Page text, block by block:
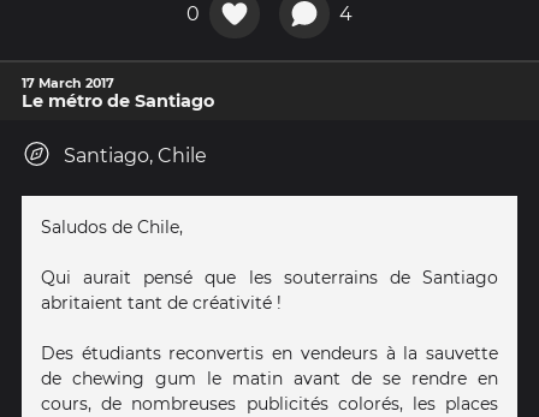
0 4
17 March 2017
Le métro de Santiago
Santiago, Chile
Saludos de Chile,
Qui aurait pensé que les souterrains de Santiago
abritaient tant de créativité !
Des étudiants reconvertis en vendeurs à la sauvette
de chewing gum le matin avant de se rendre en
cours, de nombreuses publicités colorés, les places